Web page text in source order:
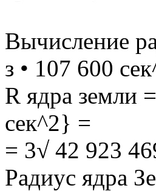
Вычисление
з • 107 600
R ядра земли
сек^2} =
= 3√ 42 923
Радиус ядра